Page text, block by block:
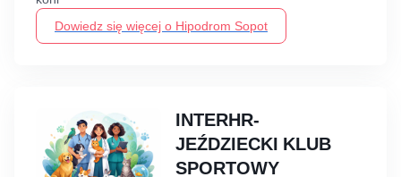
Dowiedz się więcej o Hipodrom Sopot
INTERHR-
JEŹDZIECKI KLUB
SPORTOWY